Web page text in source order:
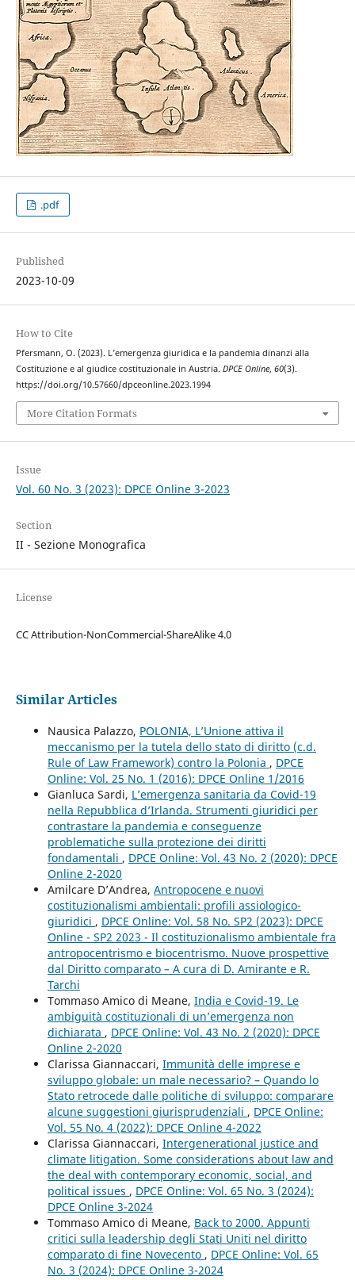
.pdf
Published
2023-10-09
How to Cite
Pfersmann, O. (2023). L’emergenza giuridica e la pandemia dinanzi alla
Costituzione e al giudice costituzionale in Austria. DPCE Online, 60(3).
https://doi.org/10.57660/dpceonline.2023.1994
More Citation Formats
Issue
Vol. 60 No. 3 (2023): DPCE Online 3-2023
Section
II - Sezione Monografica
License
CC Attribution-NonCommercial-ShareAlike 4.0
Similar Articles
Nausica Palazzo, POLONIA, L’Unione attiva il
meccanismo per la tutela dello stato di diritto (c.d.
Rule of Law Framework) contro la Polonia , DPCE
Online: Vol. 25 No. 1 (2016): DPCE Online 1/2016
Gianluca Sardi, L’emergenza sanitaria da Covid-19
nella Repubblica d’Irlanda. Strumenti giuridici per
contrastare la pandemia e conseguenze
problematiche sulla protezione dei diritti
fondamentali , DPCE Online: Vol. 43 No. 2 (2020): DPCE
Online 2-2020
Amilcare D’Andrea, Antropocene e nuovi
costituzionalismi ambientali: profili assiologico-
giuridici , DPCE Online: Vol. 58 No. SP2 (2023): DPCE
Online - SP2 2023 - Il costituzionalismo ambientale fra
antropocentrismo e biocentrismo. Nuove prospettive
dal Diritto comparato – A cura di D. Amirante e R.
Tarchi
Tommaso Amico di Meane, India e Covid-19. Le
ambiguità costituzionali di un’emergenza non
dichiarata , DPCE Online: Vol. 43 No. 2 (2020): DPCE
Online 2-2020
Clarissa Giannaccari, Immunità delle imprese e
sviluppo globale: un male necessario? – Quando lo
Stato retrocede dalle politiche di sviluppo: comparare
alcune suggestioni giurisprudenziali , DPCE Online:
Vol. 55 No. 4 (2022): DPCE Online 4-2022
Clarissa Giannaccari, Intergenerational justice and
climate litigation. Some considerations about law and
the deal with contemporary economic, social, and
political issues , DPCE Online: Vol. 65 No. 3 (2024):
DPCE Online 3-2024
Tommaso Amico di Meane, Back to 2000. Appunti
critici sulla leadership degli Stati Uniti nel diritto
comparato di fine Novecento , DPCE Online: Vol. 65
No. 3 (2024): DPCE Online 3-2024